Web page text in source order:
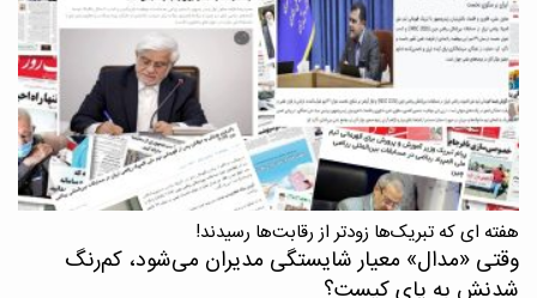
هفته ای که تبریک‌ها زودتر از رقابت‌ها رسیدند!
وقتی «مدال‌» معیار شایستگی مدیران می‌شود، کم‌رنگ
شدنش به پای کیست؟